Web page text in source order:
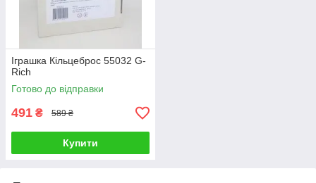
Іграшка Кільцеброс 55032 G-
Rich
Готово до відправки
491 ₴ 589 ₴
Купити